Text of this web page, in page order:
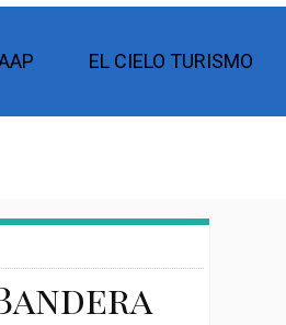
EL CIELO TURISMO